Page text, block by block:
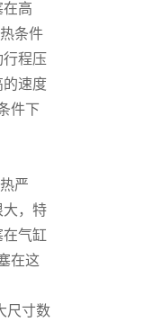
高
条件
程压
的速度
件下
严
大，特
在气缸
在这
尺寸数